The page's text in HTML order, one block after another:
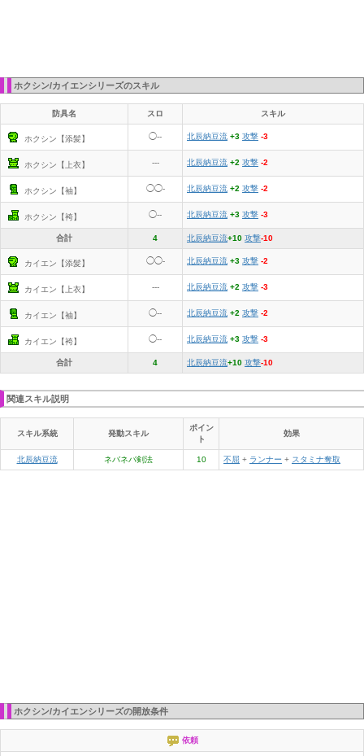
ホクシン/カイエンシリーズのスキル
防具名 スロ スキル
ホクシン【添髪】 ◯-- 北辰納豆流 +3 攻撃 -3
ホクシン【上衣】 --- 北辰納豆流 +2 攻撃 -2
ホクシン【袖】 ◯◯- 北辰納豆流 +2 攻撃 -2
ホクシン【袴】 ◯-- 北辰納豆流 +3 攻撃 -3
合計 4 北辰納豆流+10 攻撃-10
カイエン【添髪】 ◯◯- 北辰納豆流 +3 攻撃 -2
カイエン【上衣】 --- 北辰納豆流 +2 攻撃 -3
カイエン【袖】 ◯-- 北辰納豆流 +2 攻撃 -2
カイエン【袴】 ◯-- 北辰納豆流 +3 攻撃 -3
合計 4 北辰納豆流+10 攻撃-10
関連スキル説明
スキル系統 発動スキル
ポイン
ト
効果
北辰納豆流 ネバネバ剣法 10 不屈 + ランナー + スタミナ奪取
ホクシン/カイエンシリーズの開放条件
依頼